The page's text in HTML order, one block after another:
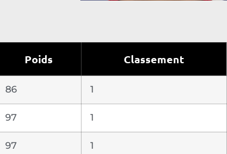
Poids Classement
86 1
97 1
97 1